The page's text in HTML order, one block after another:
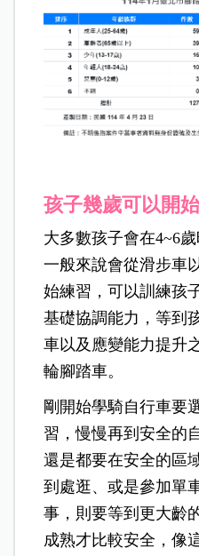
孩子幾歲可以開
大多數孩子會在4~6
一般來說會從滑步車
始練習，可以訓練孩
基礎協調能力，等到
車以及應變能力提升
輪腳踏車。
剛開始學騎自行車要
習，慢慢再到安全的
還是都要在安全的區
到處逛、或是參加單
事，則要等到更大齡
成熟才比較安全，像